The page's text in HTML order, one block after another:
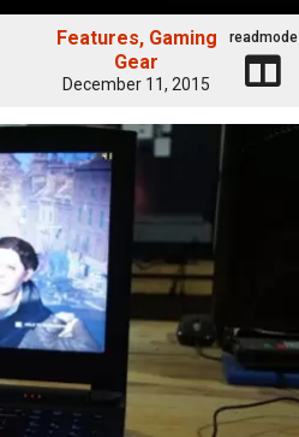
Features Gaming
Gear
December 11, 2015
readmode